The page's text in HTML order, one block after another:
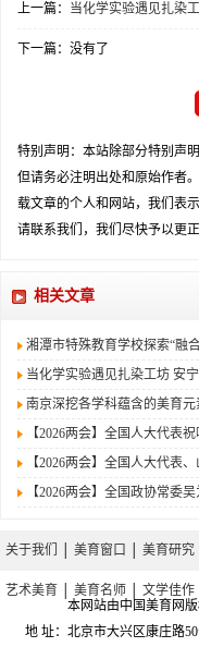
上一篇： 当化学实验遇见扎染
下一篇：没有了
特别声明：本站除部分特别声
但请务必注明出处和原始作者
载文章的个人和网站，我们表
请联系我们，我们尽快予以更正
相关文章
湘潭市特殊教育学校探索“融
当化学实验遇见扎染工坊 安
南京深挖各学科蕴含的美育
【2026两会】全国人大代表
【2026两会】全国人大代表
【2026两会】全国政协常委
关于我们 美育窗口 美育研究
艺术美育 美育名师 文学佳作
本网站由中国美育网
地 址：北京市大兴区康庄